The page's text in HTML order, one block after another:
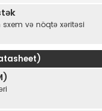
və nöqtə xəritəsi